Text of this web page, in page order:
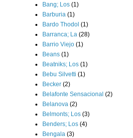
Bang; Los (1)
Barburia (1)
Bardo Thodol (1)
Barranca; La (28)
Barrio Viejo (1)
Beans (1)
Beatniks; Los (1)
Bebu Silvetti (1)
Becker (2)
Belafonte Sensacional (2)
Belanova (2)
Belmonts; Los (3)
Benders; Los (4)
Bengala (3)